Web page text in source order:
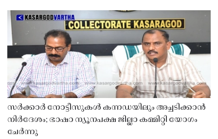
സർക്കാർ നോട്ടീസുകൾ കന്നഡയിലും അച്ചടിക്കാൻ
നിർദേശം; ഭാഷാ ന്യൂനപക്ഷ ജില്ലാ കമ്മിറ്റി യോഗം
ചേർന്നു